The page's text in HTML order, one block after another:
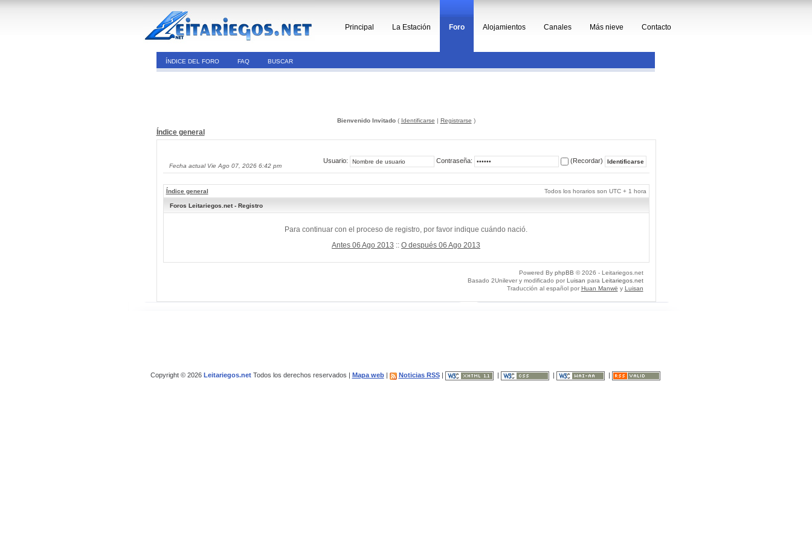
Principal La Estación Foro Alojamientos Canales Más nieve Contacto
ÍNDICE DEL FORO FAQ BUSCAR
Bienvenido Invitado( Identificarse | Registrarse )
Índice general
Fecha actual Vie Ago 07, 2026 6:42 pm
Usuario: Contraseña: (Recordar)
Índice general Todos los horarios son UTC + 1 hora
Foros Leitariegos.net - Registro
Para continuar con el proceso de registro, por favor indique cuándo nació.
Antes 06 Ago 2013 :: O después 06 Ago 2013
Powered By phpBB © 2026 - Leitariegos.net
Basado 2Unilever y modificado por Luisan para Leitariegos.net
Traducción al español por Huan Manwë y Luisan
Copyright © 2026 Leitariegos.netTodos los derechos reservados | Mapa web| Noticias RSS|